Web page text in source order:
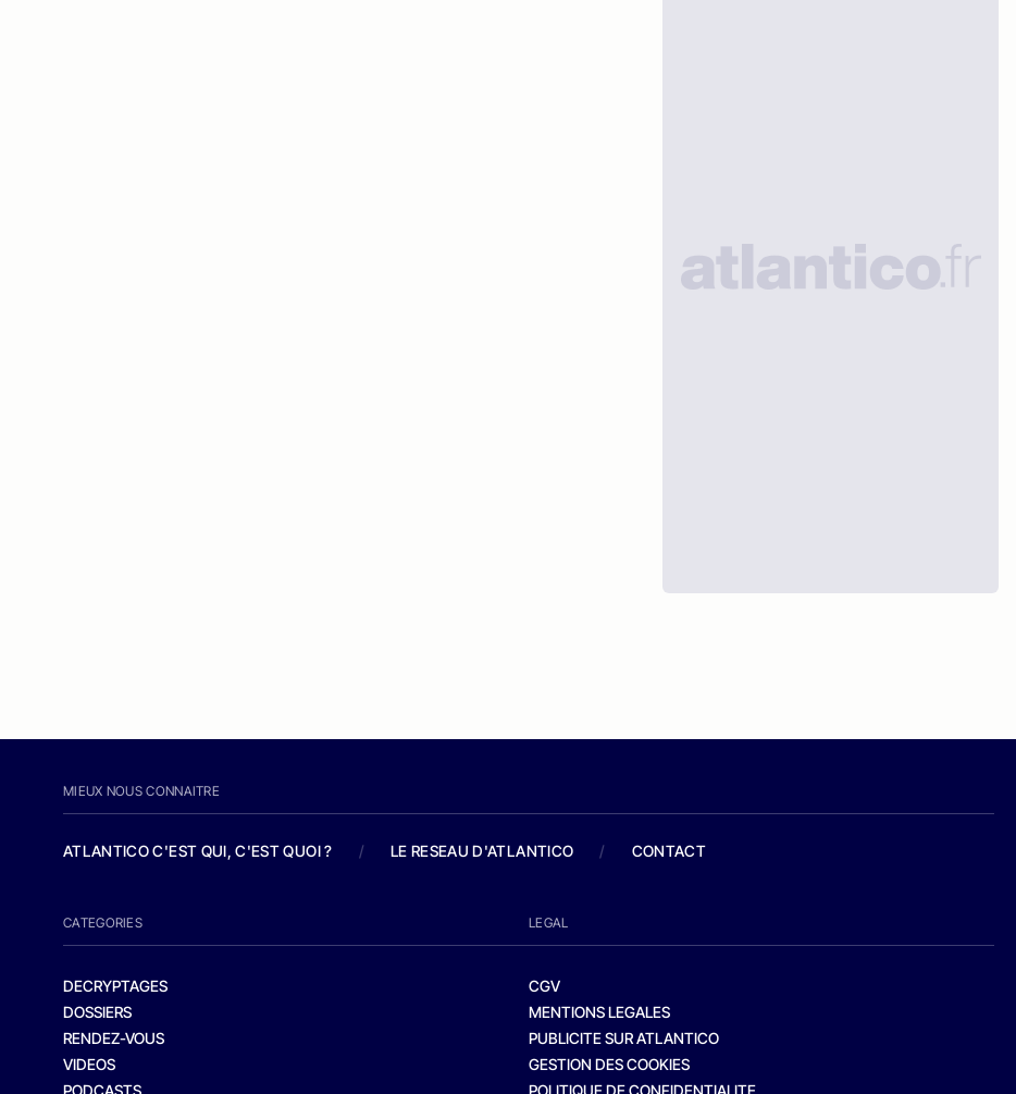
MIEUX NOUS CONNAITRE
ATLANTICO C'EST QUI, C'EST QUOI ? / LE RESEAU D'ATLANTICO / CONTACT
CATEGORIES
DECRYPTAGES
DOSSIERS
RENDEZ-VOUS
VIDEOS
PODCASTS
LEGAL
CGV
MENTIONS LEGALES
PUBLICITE SUR ATLANTICO
GESTION DES COOKIES
POLITIQUE DE CONFIDENTIALITE